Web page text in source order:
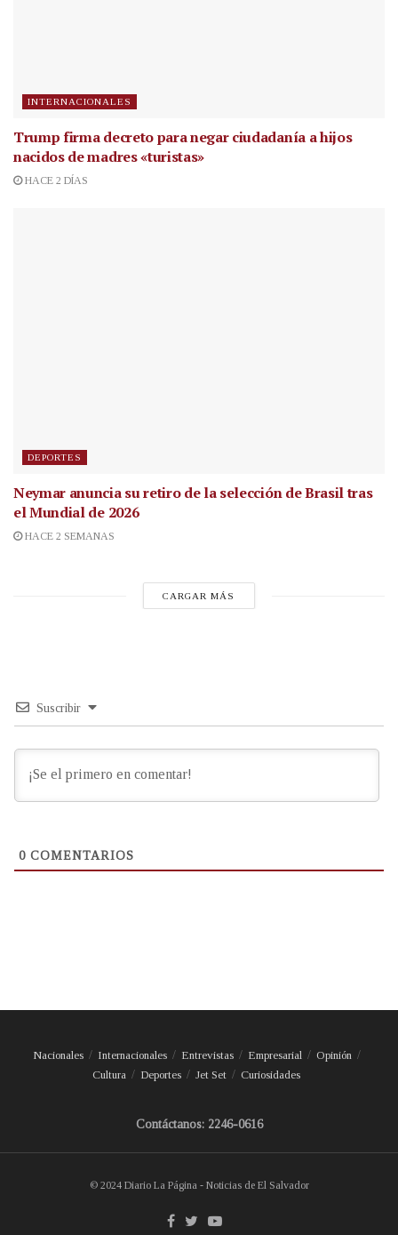
INTERNACIONALES
Trump firma decreto para negar ciudadanía a hijos
nacidos de madres «turistas»
HACE 2 DÍAS
DEPORTES
Neymar anuncia su retiro de la selección de Brasil tras
el Mundial de 2026
HACE 2 SEMANAS
CARGAR MÁS
Suscribir
0 COMENTARIOS
Nacionales Internacionales Entrevistas Empresarial
Opinión
Cultura
Deportes Jet Set Curiosidades
Contáctanos: 2246-0616
© 2024 Diario La Página - Noticias de El Salvador